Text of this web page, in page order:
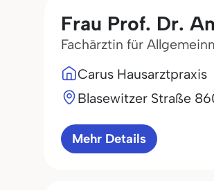
Frau Prof. Dr.
Fachärztin für
Carus Hausarztpraxis
Blasewitzer Straße 86
Mehr Details